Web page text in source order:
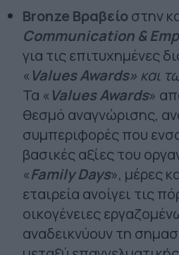
Bronze Βραβείοστην
Communication &
για τις επιτυχημένες
« ValuesAwards» και
Τα « ValuesAwards»
θεσμό αναγνώρισης,
συμπεριφορές που
βασικές αξίες του
«FamilyDays», μέρες
εταιρεία ανοίγει τις
οικογένειες
αναδεικνύουν τη